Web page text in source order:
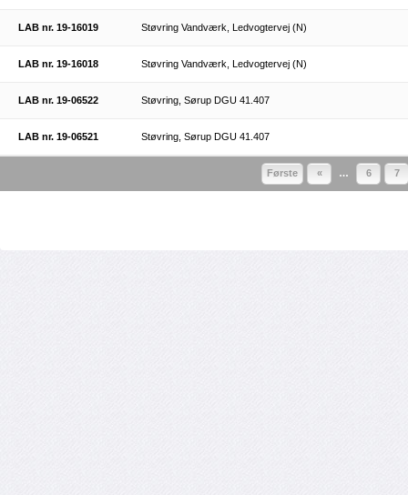
LAB nr. 19-16019 Støvring Vandværk, Ledvogtervej (N)
LAB nr. 19-16018 Støvring Vandværk, Ledvogtervej (N)
LAB nr. 19-06522 Støvring, Sørup DGU 41.407
LAB nr. 19-06521 Støvring, Sørup DGU 41.407
Første « … 6 7